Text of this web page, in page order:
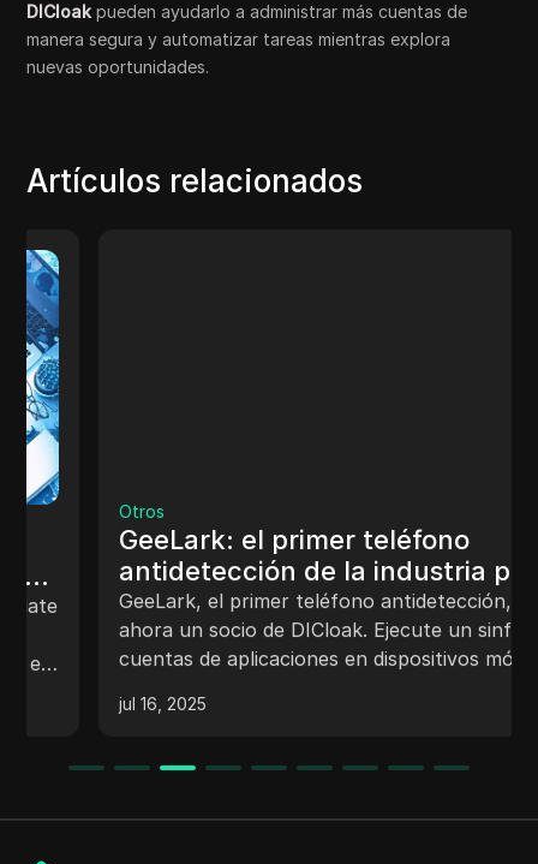
DICloak pueden ayudarlo a administrar más cuentas de
manera segura y automatizar tareas mientras explora
nuevas oportunidades.
Artículos relacionados
Otros
GeeLark: el primer teléfono
antidetección de la industria para
múltiples cuentas en aplicaciones
móviles
GeeLark, el primer teléfono antidetección, es
ahora un socio de DICloak. Ejecute un sinfín de
cuentas de aplicaciones en dispositivos móviles,
forma segura. Recomendamos
seguras a gran escala.
jul 16, 2025